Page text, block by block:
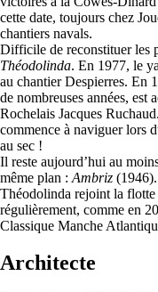
cette date, toujours chez
chantiers navals.
Difficile de reconstituer les
Théodolinda. En 1977, le
au chantier Despierres. En
de nombreuses années, est
Rochelais Jacques
commence à naviguer lors
au sec !
Il reste aujourd’hui au
même plan : Ambriz (1946).
Théodolinda rejoint la flotte
régulièrement, comme en
Classique Manche
Architecte